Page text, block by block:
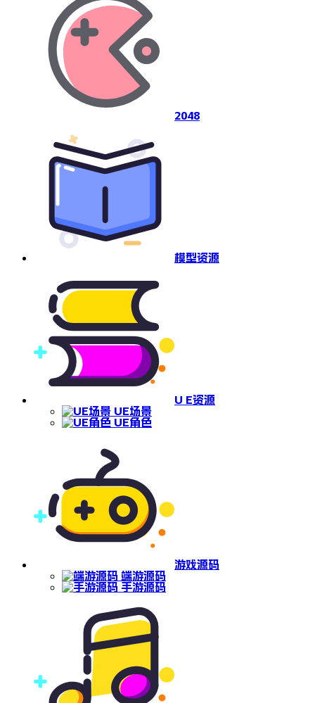
2048
模型资源
U E资源
UE场景
UE角色
游戏源码
端游源码
手游源码